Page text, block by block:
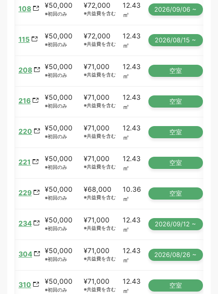
108 ¥50,000
※初回のみ
¥72,000
※共益費を含む
12.43
㎡
2026/09/06 ~
115 ¥50,000
※初回のみ
¥72,000
※共益費を含む
12.43
㎡
2026/08/15 ~
208 ¥50,000
※初回のみ
¥71,000
※共益費を含む
12.43
㎡
空室
216 ¥50,000
※初回のみ
¥71,000
※共益費を含む
12.43
㎡
空室
220 ¥50,000
※初回のみ
¥71,000
※共益費を含む
12.43
㎡
空室
221 ¥50,000
※初回のみ
¥71,000
※共益費を含む
12.43
㎡
空室
229 ¥50,000
※初回のみ
¥68,000
※共益費を含む
10.36
㎡
空室
234 ¥50,000
※初回のみ
¥71,000
※共益費を含む
12.43
㎡
2026/09/12 ~
304 ¥50,000
※初回のみ
¥71,000
※共益費を含む
12.43
㎡
2026/08/26 ~
310 ¥50,000
※初回のみ
¥71,000
※共益費を含む
12.43
㎡
空室